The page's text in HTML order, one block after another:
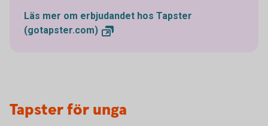
Läs mer om erbjudandet hos Tapster
(gotapster.com)
Tapster för unga